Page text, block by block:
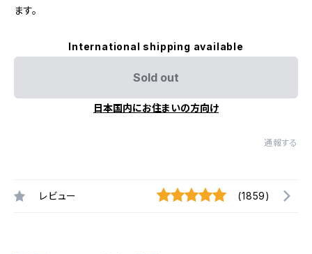
ます。
International shipping available
Sold out
日本国内にお住まいの方向け
通報する
レビュー (1859)